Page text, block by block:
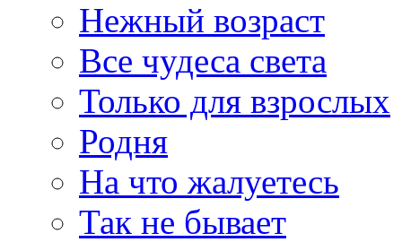
Нежный возраст
Все чудеса света
Только для взрослых
Родня
На что жалуетесь
Так не бывает